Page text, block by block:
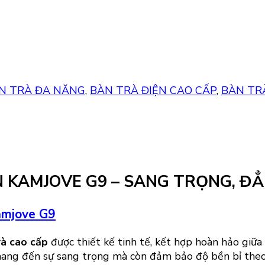
TRÀ ĐA NĂNG, BÀN TRÀ ĐIỆN CAO CẤP, BÀN
G9 – SANG TRỌNG,
G9
cao cấp được thiết kế tinh tế, kết hợp hoàn hảo
đến sự sang trọng mà còn đảm bảo độ bền bỉ